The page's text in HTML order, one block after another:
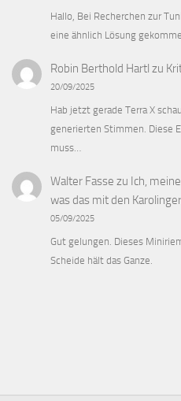
Hallo, Bei Recherchen zur
eine ähnlich Lösung
Robin Berthold Hartl zu
20/09/2025
Hab jetzt gerade Terra X
generierten Stimmen. Diese
muss…
Walter Fasse zu Ich,
was das mit den
05/09/2025
Gut gelungen. Dieses
Scheide hält das Ganze.